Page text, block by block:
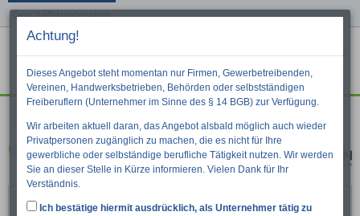
Geschäftskundenshop
Menu Suche
Ulmer Koffer III, leer
Achtung!
Dieses Angebot steht momentan nur Firmen, Gewerbetreibenden,
Vereinen, Handwerksbetrieben, Behörden oder selbstständigen
Freiberuflern (Unternehmer im Sinne des § 14 BGB) zur Verfügung.
Wir arbeiten aktuell daran, das Angebot alsbald möglich auch wieder
Privatpersonen zugänglich zu machen, die es nicht für Ihre
gewerbliche oder selbständige berufliche Tätigkeit nutzen. Wir werden
Sie an dieser Stelle in Kürze informieren. Vielen Dank für Ihr
Verständnis.
Ich bestätige hiermit ausdrücklich, als Unternehmer tätig zu